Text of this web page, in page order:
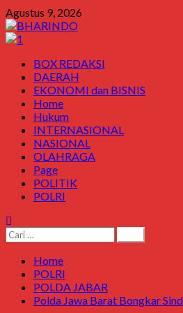
Skip
to
content
Agustus 9, 2026
Primary
Menu
BOX REDAKSI
DAERAH
EKONOMI dan BISNIS
Home
Hukum
INTERNASIONAL
NASIONAL
OLAHRAGA
Page
POLITIK
POLRI
Cari
untuk:
Home
POLRI
POLDA JABAR
Polda Jawa Barat Bongkar